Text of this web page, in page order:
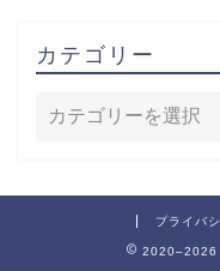
カテゴリー
プライバ
2020–2026